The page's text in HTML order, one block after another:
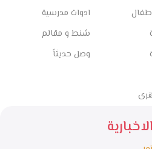
ادوات مدرسية
شنط و مقالم
وصل حديثاً